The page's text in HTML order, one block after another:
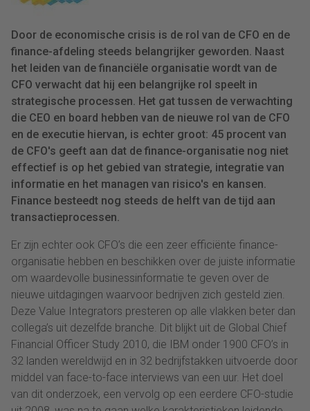
Door de economische crisis is de rol van de CFO en de
finance-afdeling steeds belangrijker geworden. Naast
het leiden van de financiële organisatie wordt van de
CFO verwacht dat hij een belangrijke rol speelt in
strategische processen. Het gat tussen de verwachting
die CEO en board hebben van de nieuwe rol van de CFO
en de executie hiervan, is echter groot: 45 procent van
de CFO's geeft aan dat de finance-organisatie nog niet
effectief is op het gebied van strategie, integratie van
informatie en het managen van risico's en kansen.
Finance besteedt nog steeds de helft van de tijd aan
transactieprocessen.
Er zijn echter ook CFO’s die een zeer efficiënte finance-
organisatie hebben en beschikken over de juiste informatie
om waardevolle businessinformatie te geven over de
nieuwe uitdagingen waarvoor bedrijven zich gesteld zien.
Deze Value Integrators presteren op alle vlakken beter dan
collega’s uit dezelfde branche. Dit blijkt uit de Global Chief
Financial Officer Study 2010, die IBM onder 1900 CFO’s in
32 landen wereldwijd en in 32 bedrijfstakken uitvoerde door
middel van face-to-face interviews van een uur. Het doel
van dit onderzoek, een vervolg op een eerdere CFO-studie